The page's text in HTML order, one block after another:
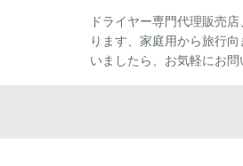
ドライヤー専門代理販売
ります、家庭用から旅行
いましたら、お気軽にお問